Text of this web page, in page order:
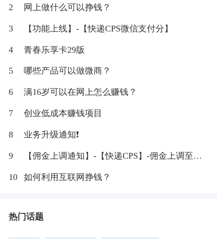
2 网上做什么可以挣钱？
3 【功能上线】-【快递CPS微信支付分】
4 青春乐享卡29版
5 哪些产品可以做微商？
6 满16岁可以在网上怎么赚钱？
7 创业低成本赚钱项目
8 业务升级通知❗
9
【佣金上调通知】-【快递CPS】-佣金上调至
10
如何利用互联网挣钱？
热门话题